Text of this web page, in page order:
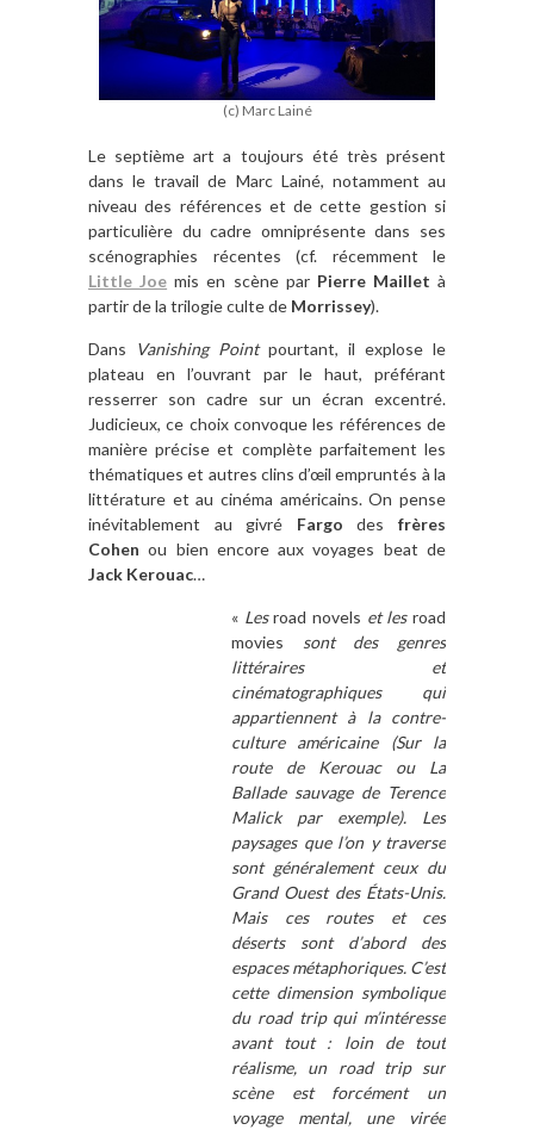
(c) Marc Lainé
Le septième art a toujours été très présent
dans le travail de Marc Lainé, notamment au
niveau des références et de cette gestion si
particulière du cadre omniprésente dans ses
scénographies récentes (cf. récemment le
Little Joe mis en scène par Pierre Maillet à
partir de la trilogie culte de Morrissey).
Dans Vanishing Pointpourtant, il explose le
plateau en l’ouvrant par le haut, préférant
resserrer son cadre sur un écran excentré.
Judicieux, ce choix convoque les références de
manière précise et complète parfaitement les
thématiques et autres clins d’œil empruntés à la
littérature et au cinéma américains. On pense
inévitablement au givré Fargo desfrères
Cohen ou bien encore aux voyages beat de
Jack Kerouac…
« Lesroad novels et lesroad
movies sont des genres
littéraires et
cinématographiques qui
appartiennent à la contre-
culture américaine (Sur la
route de Kerouac ou La
Ballade sauvage de Terence
Malick par exemple). Les
paysages que l’on y traverse
sont généralement ceux du
Grand Ouest des États-Unis.
Mais ces routes et ces
déserts sont d’abord des
espaces métaphoriques. C’est
cette dimension symbolique
du road trip qui m’intéresse
avant tout : loin de tout
réalisme, un road trip sur
scène est forcément un
voyage mental, une virée